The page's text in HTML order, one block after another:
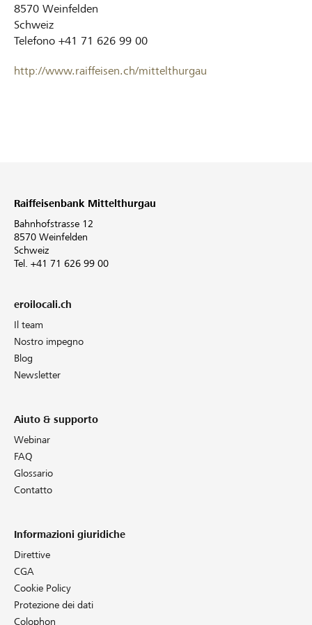
8570 Weinfelden
Schweiz
Telefono +41 71 626 99 00
http://www.raiffeisen.ch/mittelthurgau
Raiffeisenbank Mittelthurgau
Bahnhofstrasse 12
8570 Weinfelden
Schweiz
Tel. +41 71 626 99 00
eroilocali.ch
Il team
Nostro impegno
Blog
Newsletter
Aiuto & supporto
Webinar
FAQ
Glossario
Contatto
Informazioni giuridiche
Direttive
CGA
Cookie Policy
Protezione dei dati
Colophon